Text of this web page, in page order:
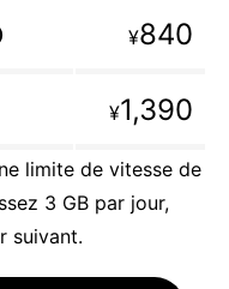
¥840
¥1,390
limite de vitesse de
3 GB par jour,
suivant.